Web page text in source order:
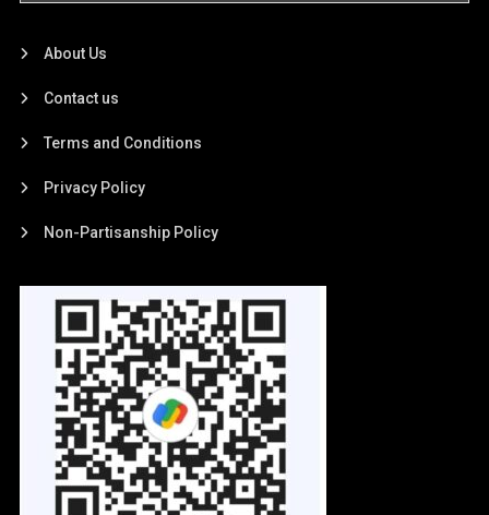
About Us
Contact us
Terms and Conditions
Privacy Policy
Non-Partisanship Policy